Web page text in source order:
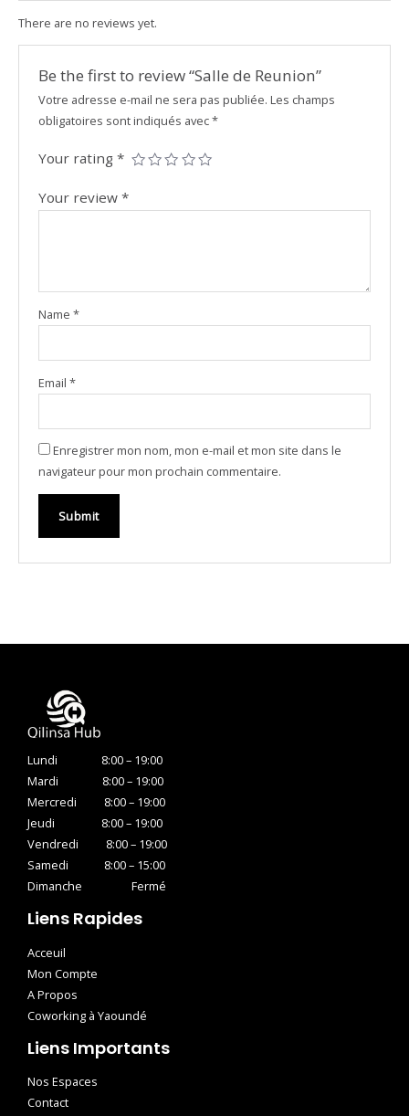
There are no reviews yet.
Be the first to review “Salle de Reunion”
Votre adresse e-mail ne sera pas publiée. Les champs
obligatoires sont indiqués avec*
Your rating *
Your review *
Name *
Email *
Enregistrer mon nom, mon e-mail et mon site dans le
navigateur pour mon prochain commentaire.
Lundi 8:00 – 19:00
Mardi 8:00 – 19:00
Mercredi 8:00 – 19:00
Jeudi 8:00 – 19:00
Vendredi 8:00 – 19:00
Samedi 8:00 – 15:00
Dimanche Fermé
Liens Rapides
Acceuil
Mon Compte
A Propos
Coworking à Yaoundé
Liens Importants
Nos Espaces
Contact